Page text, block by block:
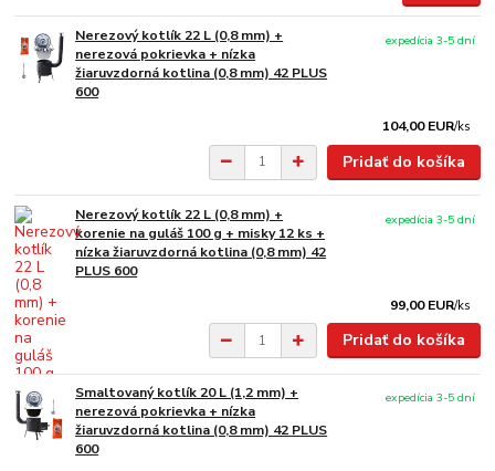
Nerezový kotlík 22 L (0,8 mm) +
nerezová pokrievka + nízka
žiaruvzdorná kotlina (0,8 mm) 42 PLUS
600
104,00 EUR/ks
expedícia 3-5 dní
Pridať do košíka
Nerezový kotlík 22 L (0,8 mm) +
korenie na guláš 100 g + misky 12 ks +
nízka žiaruvzdorná kotlina (0,8 mm) 42
PLUS 600
99,00 EUR/ks
expedícia 3-5 dní
Pridať do košíka
Smaltovaný kotlík 20 L (1,2 mm) +
nerezová pokrievka + nízka
žiaruvzdorná kotlina (0,8 mm) 42 PLUS
600
expedícia 3-5 dní